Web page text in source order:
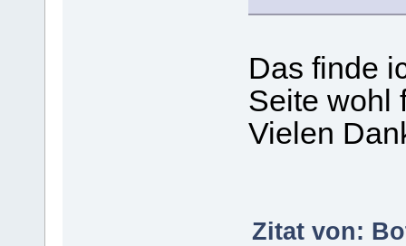
Das finde
Seite wohl
Vielen
Zitat von: